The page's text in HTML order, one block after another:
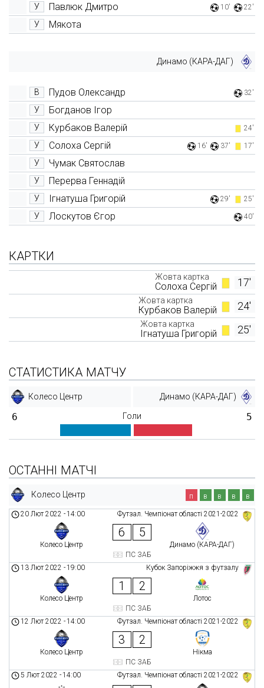
У Павлюк Дмитро 10' 22'
У Мякота
Динамо (КАРА-ДАГ)
В Пудов Олександр 32'
У Богданов Ігор
У Курбаков Валерій 24'
У Солоха Сергій 16' 37' 17'
У Чумак Святослав
У Перерва Геннадій
У Ігнатуша Григорій 29' 25'
У Лоскутов Єгор 40'
КАРТКИ
17'
Жовта картка
Солоха Сергій
24'
Жовта картка
Курбаков Валерій
25'
Жовта картка
Ігнатуша Григорій
СТАТИСТИКА МАТЧУ
Колесо Центр Динамо (КАРА-ДАГ)
6 Голи 5
ОСТАННІ МАТЧІ
Колесо Центр п в в в в
Футзал. Чемпіонат області 2021-2022
20 Лют 2022 -14:00
Колесо Центр
6 5
Динамо (КАРА-ДАГ)
ПС ЗАБ
Кубок Запоріжжя з футзалу
13 Лют 2022 -19:00
Колесо Центр
1 2
Лотос
ПС ЗАБ
Футзал. Чемпіонат області 2021-2022
12 Лют 2022 -14:00
Колесо Центр
3 2
Нікма
ПС ЗАБ
Футзал. Чемпіонат області 2021-2022
5 Лют 2022 -14:00